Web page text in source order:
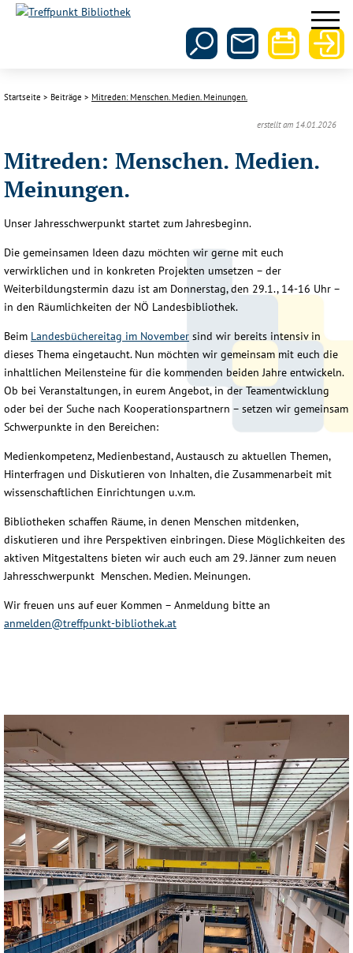
Startseite Beiträge Mitreden: Menschen. Medien. Meinungen.
erstellt am 14.01.2026
Mitreden: Menschen. Medien.
Meinungen.
Unser Jahresschwerpunkt startet zum Jahresbeginn.
Die gemeinsamen Ideen dazu möchten wir gerne mit euch
verwirklichen und in konkreten Projekten umsetzen – der
Weiterbildungstermin dazu ist am Donnerstag, den 29.1., 14-16 Uhr –
in den Räumlichkeiten der NÖ Landesbibliothek.
Beim Landesbüchereitag im November sind wir bereits intensiv in
dieses Thema eingetaucht. Nun möchten wir gemeinsam mit euch die
inhaltlichen Meilensteine für die kommenden beiden Jahre entwickeln.
Ob bei Veranstaltungen, in eurem Angebot, in der Teamentwicklung
oder bei der Suche nach Kooperationspartnern – setzen wir gemeinsam
Schwerpunkte in den Bereichen:
Medienkompetenz, Medienbestand, Austausch zu aktuellen Themen,
Hinterfragen und Diskutieren von Inhalten, die Zusammenarbeit mit
wissenschaftlichen Einrichtungen u.v.m.
Bibliotheken schaffen Räume, in denen Menschen mitdenken,
diskutieren und ihre Perspektiven einbringen. Diese Möglichkeiten des
aktiven Mitgestaltens bieten wir auch euch am 29. Jänner zum neuen
Jahresschwerpunkt Menschen. Medien. Meinungen.
Wir freuen uns auf euer Kommen – Anmeldung bitte an
anmelden@treffpunkt-bibliothek.at